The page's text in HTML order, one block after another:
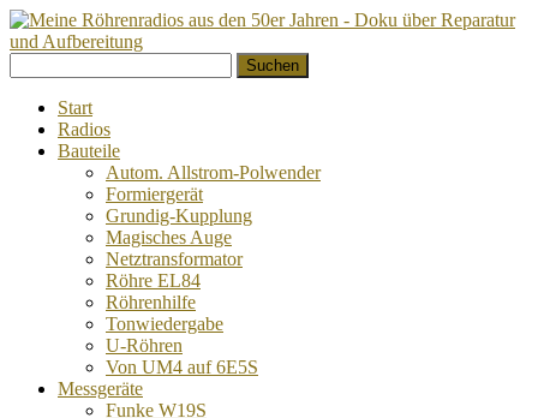
zum
Inhalt
nach:
Start
Radios
Bauteile
Autom. Allstrom-Polwender
Formiergerät
Grundig-Kupplung
Magisches Auge
Netztransformator
Röhre EL84
Röhrenhilfe
Tonwiedergabe
U-Röhren
Von UM4 auf 6E5S
Messgeräte
Funke W19S